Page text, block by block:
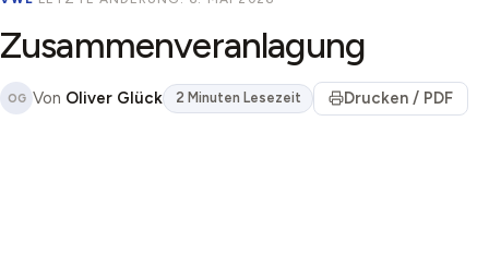
Zusammenveranlagung
OG Von Oliver Glück 2 Minuten Lesezeit Drucken / PDF